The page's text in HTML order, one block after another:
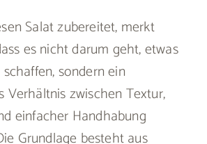
Salat zubereitet, merkt
es nicht darum geht, etwas
sondern ein
Verhältnis zwischen Textur,
einfacher Handhabung
Grundlage besteht aus